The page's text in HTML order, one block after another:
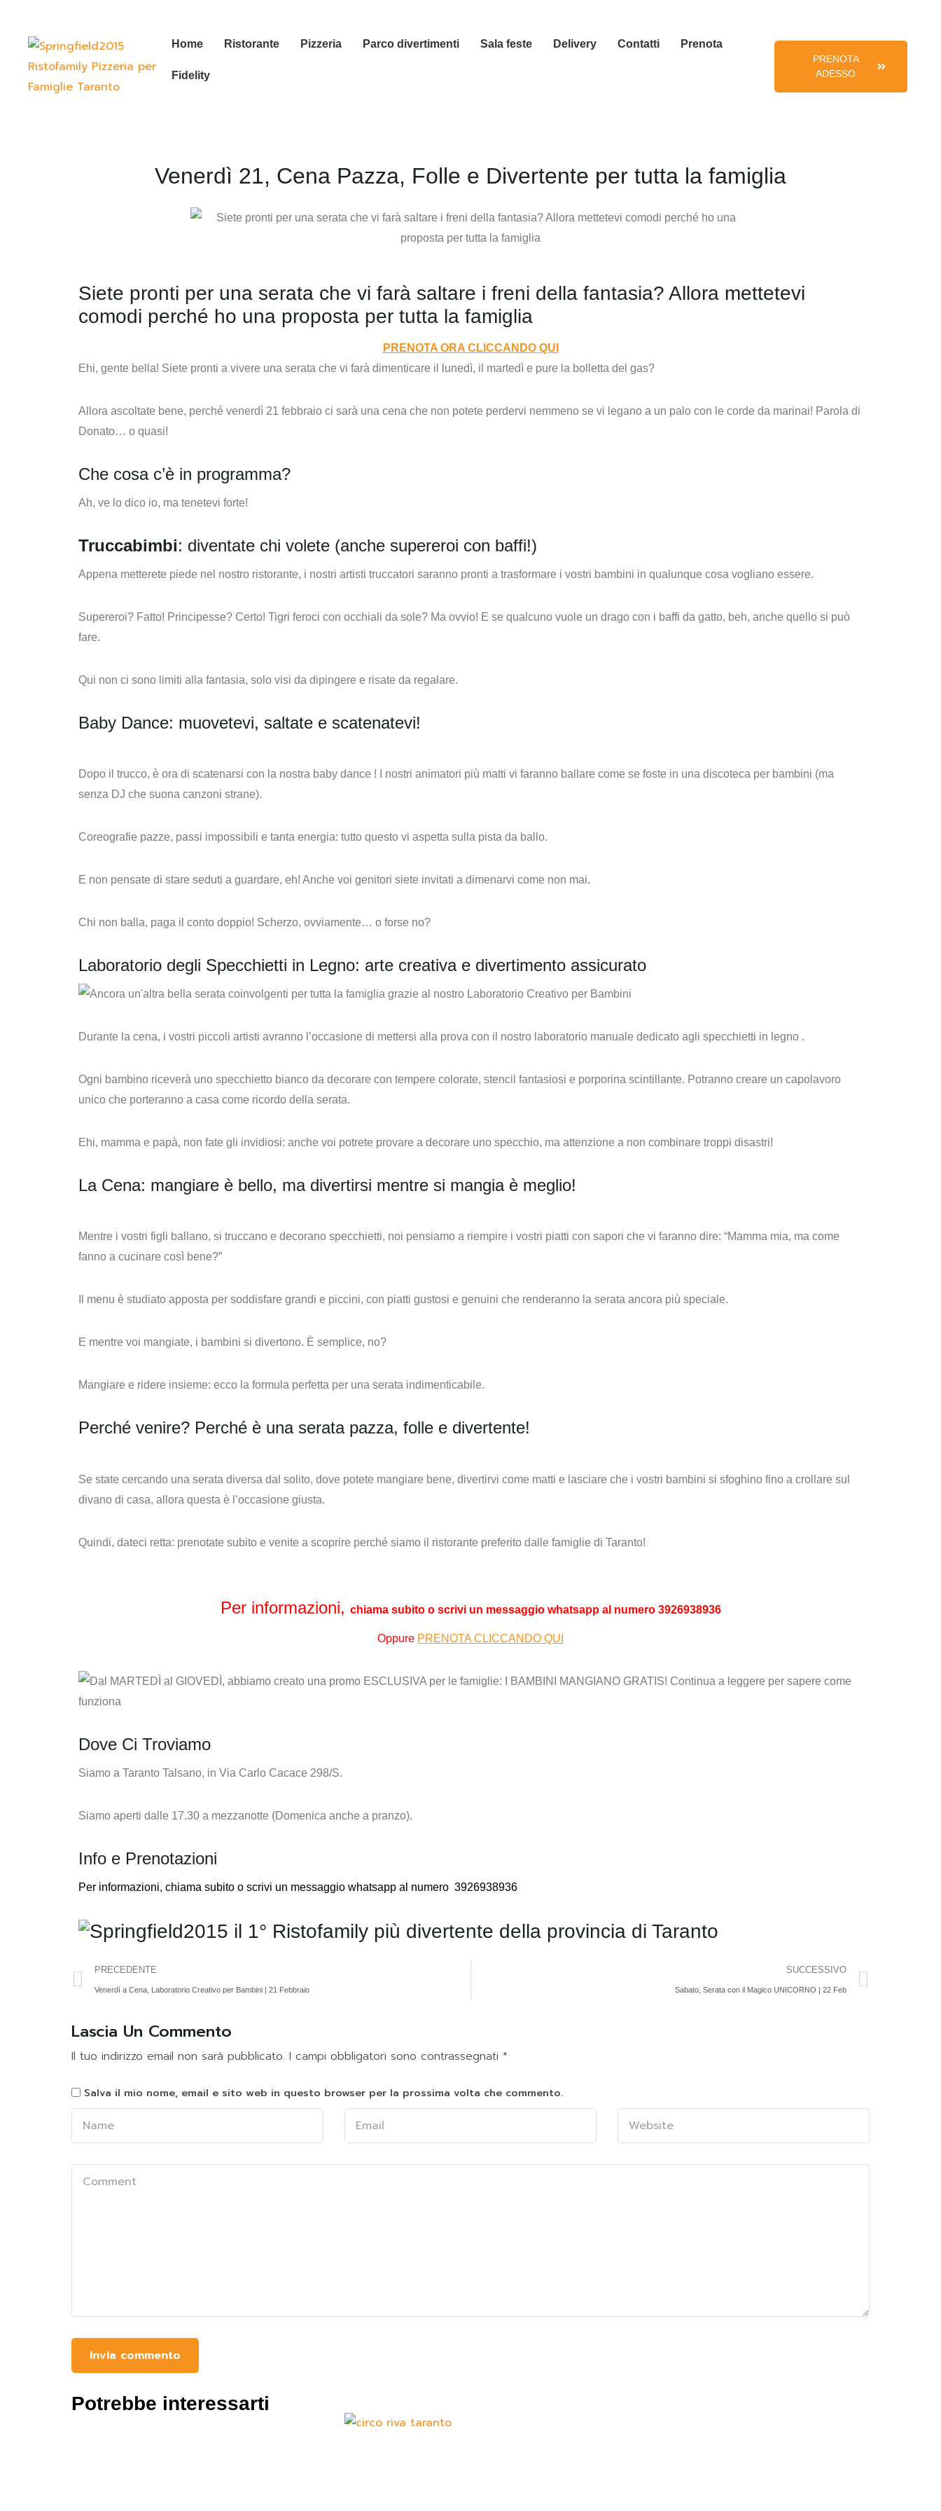
Home Ristorante Pizzeria Parco divertimenti Sala feste Delivery Contatti Prenota
Fidelity
PRENOTA
ADESSO
Venerdì 21, Cena Pazza, Folle e Divertente per tutta la famiglia
Siete pronti per una serata che vi farà saltare i freni della fantasia? Allora mettetevi
comodi perché ho una proposta per tutta la famiglia
PRENOTA ORA CLICCANDO QUI
Ehi, gente bella! Siete pronti a vivere una serata che vi farà dimenticare il lunedì, il martedì e pure la bolletta del gas?
Allora ascoltate bene, perché venerdì 21 febbraio ci sarà una cena che non potete perdervi nemmeno se vi legano a un palo con le corde da marinai! Parola di
Donato… o quasi!
Che cosa c’è in programma?
Ah, ve lo dico io, ma tenetevi forte!
Truccabimbi: diventate chi volete (anche supereroi con baffi!)
Appena metterete piede nel nostro ristorante, i nostri artisti truccatori saranno pronti a trasformare i vostri bambini in qualunque cosa vogliano essere.
Supereroi? Fatto! Principesse? Certo! Tigri feroci con occhiali da sole? Ma ovvio! E se qualcuno vuole un drago con i baffi da gatto, beh, anche quello si può
fare.
Qui non ci sono limiti alla fantasia, solo visi da dipingere e risate da regalare.
Baby Dance: muovetevi, saltate e scatenatevi!
Dopo il trucco, è ora di scatenarsi con la nostra baby dance ! I nostri animatori più matti vi faranno ballare come se foste in una discoteca per bambini (ma
senza DJ che suona canzoni strane).
Coreografie pazze, passi impossibili e tanta energia: tutto questo vi aspetta sulla pista da ballo.
E non pensate di stare seduti a guardare, eh! Anche voi genitori siete invitati a dimenarvi come non mai.
Chi non balla, paga il conto doppio! Scherzo, ovviamente… o forse no?
Laboratorio degli Specchietti in Legno: arte creativa e divertimento assicurato
Durante la cena, i vostri piccoli artisti avranno l’occasione di mettersi alla prova con il nostro laboratorio manuale dedicato agli specchietti in legno .
Ogni bambino riceverà uno specchietto bianco da decorare con tempere colorate, stencil fantasiosi e porporina scintillante. Potranno creare un capolavoro
unico che porteranno a casa come ricordo della serata.
Ehi, mamma e papà, non fate gli invidiosi: anche voi potrete provare a decorare uno specchio, ma attenzione a non combinare troppi disastri!
La Cena: mangiare è bello, ma divertirsi mentre si mangia è meglio!
Mentre i vostri figli ballano, si truccano e decorano specchietti, noi pensiamo a riempire i vostri piatti con sapori che vi faranno dire: “Mamma mia, ma come
fanno a cucinare così bene?”
Il menu è studiato apposta per soddisfare grandi e piccini, con piatti gustosi e genuini che renderanno la serata ancora più speciale.
E mentre voi mangiate, i bambini si divertono. È semplice, no?
Mangiare e ridere insieme: ecco la formula perfetta per una serata indimenticabile.
Perché venire? Perché è una serata pazza, folle e divertente!
Se state cercando una serata diversa dal solito, dove potete mangiare bene, divertirvi come matti e lasciare che i vostri bambini si sfoghino fino a crollare sul
divano di casa, allora questa è l’occasione giusta.
Quindi, dateci retta: prenotate subito e venite a scoprire perché siamo il ristorante preferito dalle famiglie di Taranto!
Per informazioni, chiama subito o scrivi un messaggio whatsapp al numero 3926938936
Oppure PRENOTA CLICCANDO QUI
Dove Ci Troviamo
Siamo a Taranto Talsano, in Via Carlo Cacace 298/S.
Siamo aperti dalle 17.30 a mezzanotte (Domenica anche a pranzo).
Info e Prenotazioni
Per informazioni, chiama subito o scrivi un messaggio whatsapp al numero 3926938936
PRECEDENTE
Venerdì a Cena, Laboratorio Creativo per Bambini | 21 Febbraio
SUCCESSIVO
Sabato, Serata con il Magico UNICORNO | 22 Feb
Lascia Un Commento
Il tuo indirizzo email non sarà pubblicato. I campi obbligatori sono contrassegnati *
Salva il mio nome, email e sito web in questo browser per la prossima volta che commento.
Potrebbe interessarti